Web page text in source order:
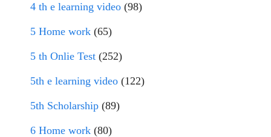
4 th e learning video (98)
5 Home work (65)
5 th Onlie Test (252)
5th e learning video (122)
5th Scholarship (89)
6 Home work (80)